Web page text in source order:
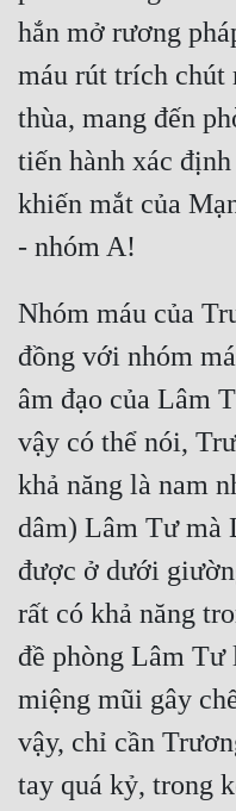
hắn mở rương
máu rút trích chút
thùa, mang đến
tiến hành xác
khiến mắt của
Nhóm máu của
đồng với nhóm
âm đạo của Lâm
vậy có thể nói,
khả năng là nam
dâm) Lâm Tư mà
được ở dưới
rất có khả năng
đề phòng Lâm Tư
miệng mũi gây
vậy, chỉ cần
tay quá kỷ, trong